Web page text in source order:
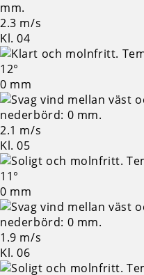
2.3 m/s
Kl. 04
12°
0 mm
2.1 m/s
Kl. 05
11°
0 mm
1.9 m/s
Kl. 06